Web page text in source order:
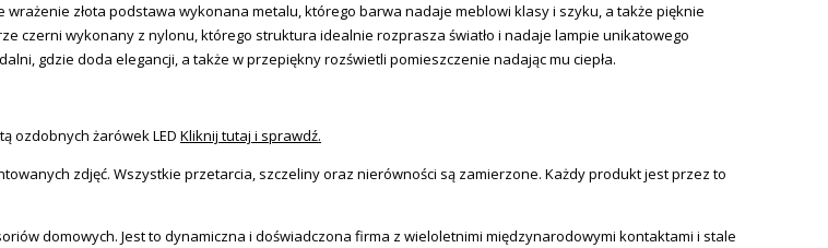
złota podstawa wykonana metalu, którego barwa nadaje meblowi klasy i szyku, a także pięknie
czerni wykonany z nylonu, którego struktura idealnie rozprasza światło i nadaje lampie unikatowego
gdzie doda elegancji, a także w przepiękny rozświetli pomieszczenie nadając mu ciepła.
ozdobnych żarówek LED Kliknij tutaj i sprawdź.
zdjęć. Wszystkie przetarcia, szczeliny oraz nierówności są zamierzone. Każdy produkt jest przez to
domowych. Jest to dynamiczna i doświadczona firma z wieloletnimi międzynarodowymi kontaktami i stale